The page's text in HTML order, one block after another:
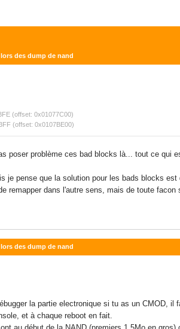
des dump de nand
(offset: 0x01077C00)
(offset: 0x0107BE00)
poser problème ces bad blocks là... tout ce qui
je pense que la solution pour les bads blocks
remapper dans l'autre sens, mais de toute
des dump de nand
la partie electronique si tu as un CMOD,
et à chaque reboot en fait.